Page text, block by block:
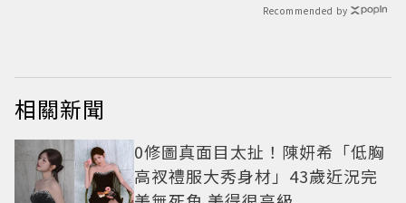
Recommended by
相關新聞
0修圖真面目太扯！陳妍希「低胸
高衩禮服大秀身材」43歲近況完